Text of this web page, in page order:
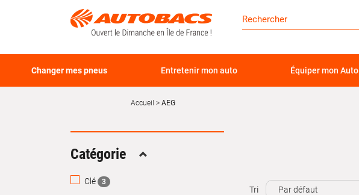
Changer mes pneus Entretenir mon auto Équiper mon Auto
Accueil AEG
Catégorie Replier
Clé 3
Tri Par défaut